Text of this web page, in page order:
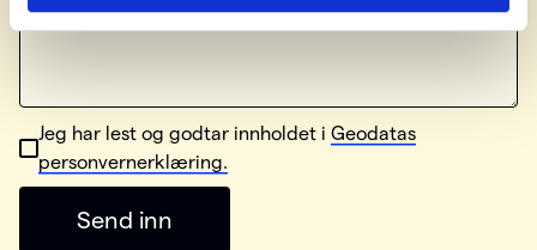
Jeg har lest og godtar innholdet i Geodatas
personvernerklæring.